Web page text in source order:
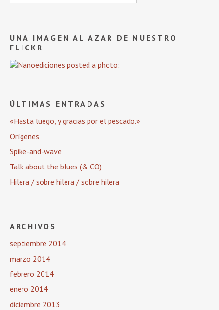
UNA IMAGEN AL AZAR DE NUESTRO
FLICKR
ÚLTIMAS ENTRADAS
«Hasta luego, y gracias por el pescado.»
Orígenes
Spike-and-wave
Talk about the blues (& CO)
Hilera / sobre hilera / sobre hilera
ARCHIVOS
septiembre 2014
marzo 2014
febrero 2014
enero 2014
diciembre 2013